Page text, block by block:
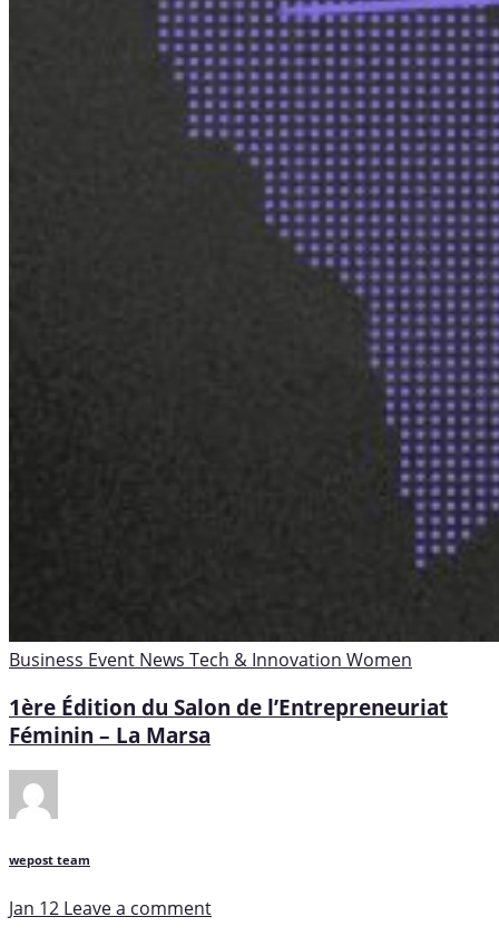
Business Event News Tech & Innovation Women
1ère Édition du Salon de l’Entrepreneuriat
Féminin – La Marsa
wepost team
Jan 12 Leave a comment